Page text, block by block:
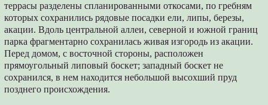
террасы разделены спланированными откосами, по гребням
которых сохранились рядовые посадки ели, липы, березы,
акации. Вдоль центральной аллеи, северной и южной границ
парка фрагментарно сохранилась живая изгородь из акации.
Перед домом, с восточной стороны, расположен
прямоугольный липовый боскет; западный боскет не
сохранился, в нем находится небольшой высохший пруд
позднего происхождения.